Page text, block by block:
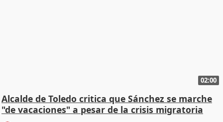
02:00
Alcalde de Toledo critica que Sánchez se marche
"de vacaciones" a pesar de la crisis migratoria